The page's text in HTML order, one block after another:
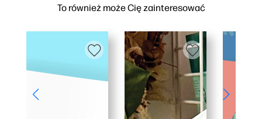
To również może Cię zainteresować